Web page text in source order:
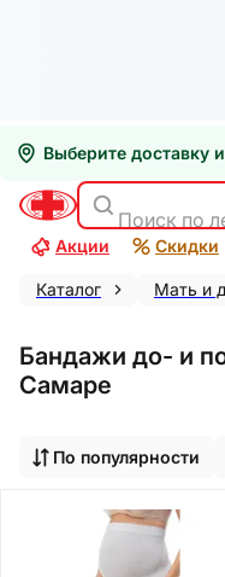
Выберите доставку
Поиск по
Акции Скидки
Каталог Мать и
Бандажи до- и
Самаре
По популярности